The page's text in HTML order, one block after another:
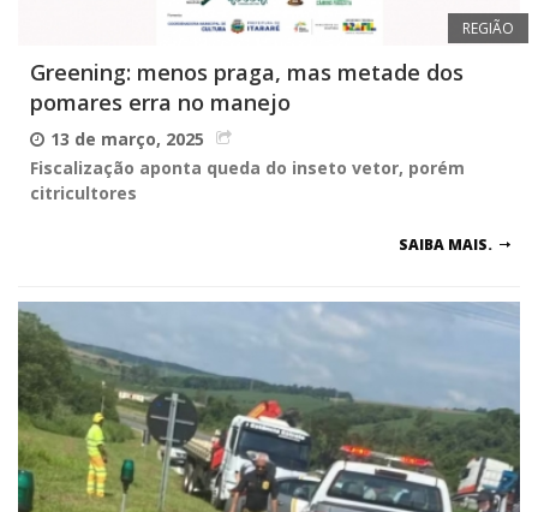
REGIÃO
Greening: menos praga, mas metade dos
pomares erra no manejo
13 de março, 2025
Fiscalização aponta queda do inseto vetor, porém
citricultores
SAIBA MAIS.